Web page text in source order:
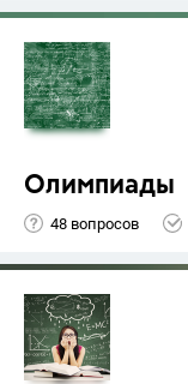
Олимпиады
48 вопросов